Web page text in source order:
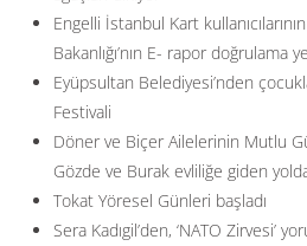
Engelli İstanbul Kart
Bakanlığı’nın E- rapor doğrulama
Eyüpsultan Belediyesi’nden
Festivali
Döner ve Biçer Ailelerinin Mutlu
Gözde ve Burak evliliğe giden
Tokat Yöresel Günleri başladı
Sera Kadıgil’den, ‘NATO Zirvesi’